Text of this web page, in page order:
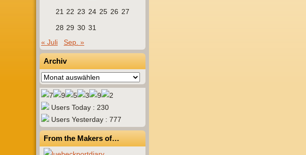
21 22 23 24 25 26 27
28 29 30 31
« Juli
Sep. »
Archiv
Archiv
Users Today : 230
Users Yesterday : 777
From the Makers of…